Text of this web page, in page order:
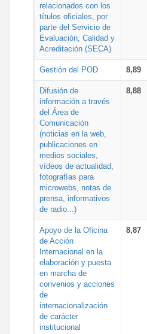
relacionados con los
títulos oficiales, por
parte del Servicio de
Evaluación, Calidad y
Acreditación (SECA)
Gestión del POD 8,89
Difusión de
información a través
del Área de
Comunicación
(noticias en la web,
publicaciones en
medios sociales,
vídeos de actualidad,
fotografías para
microwebs, notas de
prensa, informativos
de radio...)
8,88
Apoyo de la Oficina
de Acción
Internacional en la
elaboración y puesta
en marcha de
convenios y acciones
de
internacionalización
de carácter
institucional
8,87